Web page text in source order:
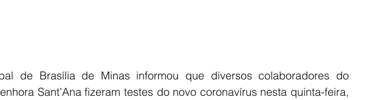
de Brasília de Minas informou que diversos colaboradores do
Sant’Ana fizeram testes do novo coronavírus nesta quinta-feira,